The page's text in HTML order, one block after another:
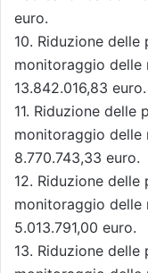
euro.
10. Riduzione
monitoraggio delle
13.842.016,83 euro.
11. Riduzione
monitoraggio delle
8.770.743,33 euro.
12. Riduzione
monitoraggio delle
5.013.791,00 euro.
13. Riduzione